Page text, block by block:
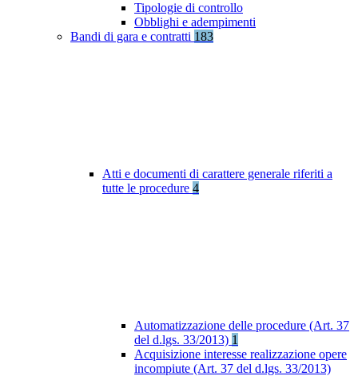
Tipologie di controllo
Obblighi e adempimenti
Bandi di gara e contratti 183
Atti e documenti di carattere generale riferiti a
tutte le procedure 4
Automatizzazione delle procedure (Art. 37
del d.lgs. 33/2013) 1
Acquisizione interesse realizzazione opere
incompiute (Art. 37 del d.lgs. 33/2013)